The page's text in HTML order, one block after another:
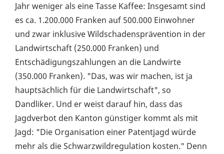
Jahr weniger als eine Tasse Kaffee: Insgesamt sind
es ca. 1.200.000 Franken auf 500.000 Einwohner
und zwar inklusive Wildschadensprävention in der
Landwirtschaft (250.000 Franken) und
Entschädigungszahlungen an die Landwirte
(350.000 Franken). "Das, was wir machen, ist ja
hauptsächlich für die Landwirtschaft", so
Dandliker. Und er weist darauf hin, dass das
Jagdverbot den Kanton günstiger kommt als mit
Jagd: "Die Organisation einer Patentjagd würde
mehr als die Schwarzwildregulation kosten." Denn